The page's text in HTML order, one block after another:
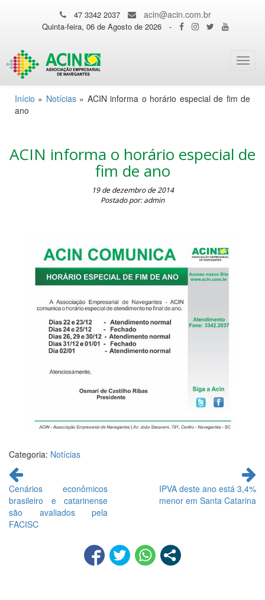
47 3342 2037 acin@acin.com.br
Quinta-feira, 06 de Agosto de 2026 -
Início » Notícias» ACIN informa o horário especial de fim de
ano
ACIN informa o horário especial de
fim de ano
19 de dezembro de 2014
Postado por: admin
Categoria: Notícias
Continue
lendo
Cenários econômicos
brasileiro e catarinense
são avaliados pela
FACISC
IPVA deste ano está 3,4%
menor em Santa Catarina